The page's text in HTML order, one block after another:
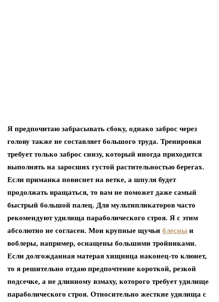
Я предпочитаю забрасывать сбоку, однако заброс через
голову также не составляет большого труда. Тренировки
требует только заброс снизу, который иногда приходится
выполнять на заросших густой растительностью берегах.
Если приманка повиснет на ветке, а шпуля будет
продолжать вращаться, то вам не поможет даже самый
быстрый большой палец. Для мультипликаторов часто
рекомендуют удилища параболического строя. Я с этим
абсолютно не согласен. Мои крупные щучьи блесны и
воблеры, например, оснащены большими тройниками.
Если долгожданная матерая хищница наконец-то клюнет,
то я решительно отдаю предпочтение короткой, резкой
подсечке, а не длинному взмаху, которого требует удилище
параболического строя. Относительно жесткие удилища с